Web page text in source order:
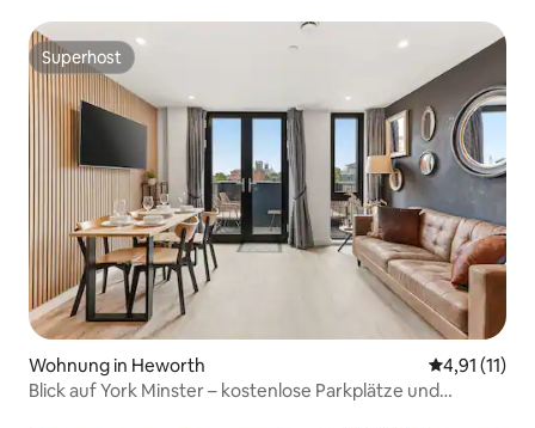
Superhost
Superhost
Wohnung in Heworth
4,91 (11)
Blick auf York Minster – kostenlose Parkplätze und